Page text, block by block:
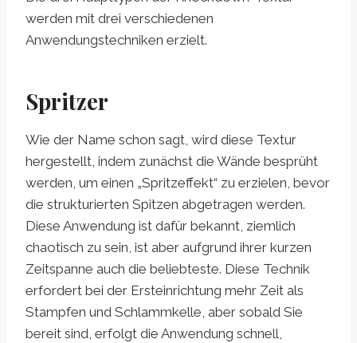
werden mit drei verschiedenen
Anwendungstechniken erzielt.
Spritzer
Wie der Name schon sagt, wird diese Textur
hergestellt, indem zunächst die Wände besprüht
werden, um einen „Spritzeffekt“ zu erzielen, bevor
die strukturierten Spitzen abgetragen werden.
Diese Anwendung ist dafür bekannt, ziemlich
chaotisch zu sein, ist aber aufgrund ihrer kurzen
Zeitspanne auch die beliebteste. Diese Technik
erfordert bei der Ersteinrichtung mehr Zeit als
Stampfen und Schlammkelle, aber sobald Sie
bereit sind, erfolgt die Anwendung schnell,